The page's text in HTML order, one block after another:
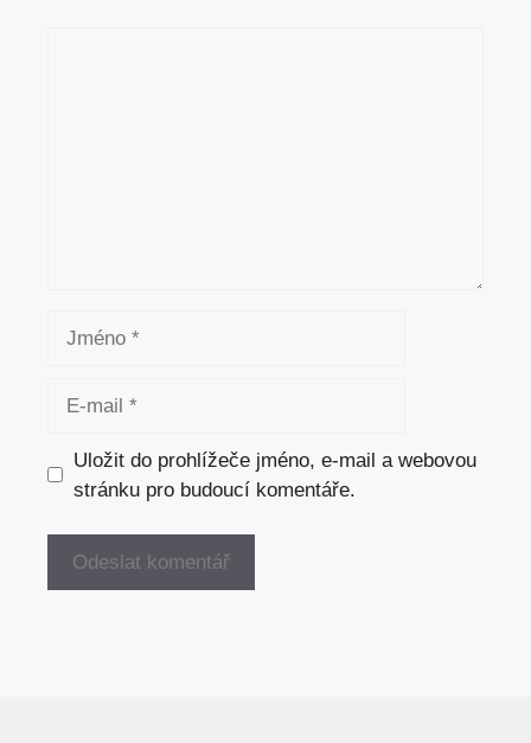
Uložit do prohlížeče jméno, e-mail a webovou
stránku pro budoucí komentáře.